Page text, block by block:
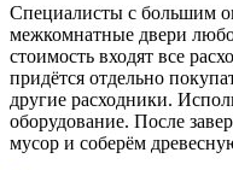
Специалисты с большим
межкомнатные двери
стоимость входят все
придётся отдельно
другие расходники.
оборудование. После
мусор и соберём